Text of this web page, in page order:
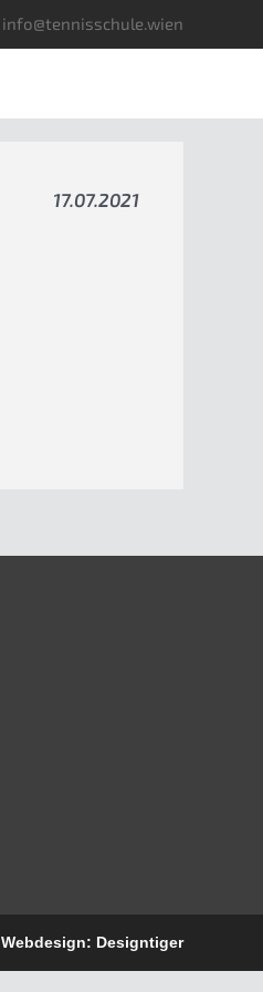
info@tennisschule.wien
17.07.2021
Webdesign: Designtiger